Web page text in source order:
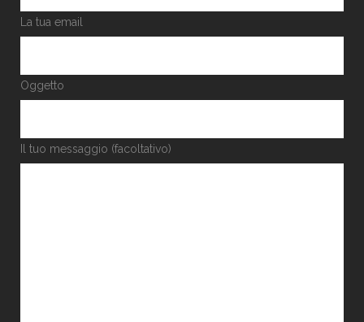
La tua email
Oggetto
Il tuo messaggio (facoltativo)